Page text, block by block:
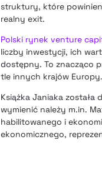
struktury, które
realny exit.
Polski rynek venture
liczby inwestycji, ich
dostępny. To znacząco
tle innych krajów Europy.
Książka Janiaka
wymienić należy m.in.
habilitowanego i
ekonomicznego,